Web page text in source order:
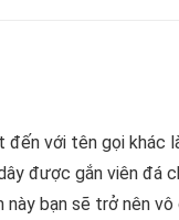
với tên gọi khác
được gắn viên đá
bạn sẽ trở nên